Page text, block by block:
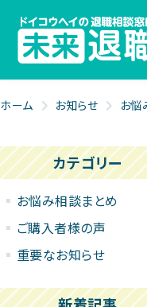
ホーム お知らせ お悩
カテゴリー
お悩み相談まとめ
ご購入者様の声
重要なお知らせ